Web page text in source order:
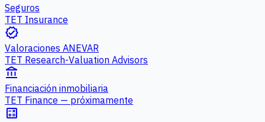
Seguros
TET Insurance
verified
Valoraciones ANEVAR
TET Research-Valuation Advisors
account_balance
Financiación inmobiliaria
TET Finance — próximamente
calculate